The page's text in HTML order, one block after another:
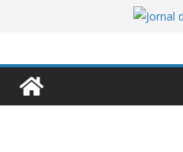
conteúdo